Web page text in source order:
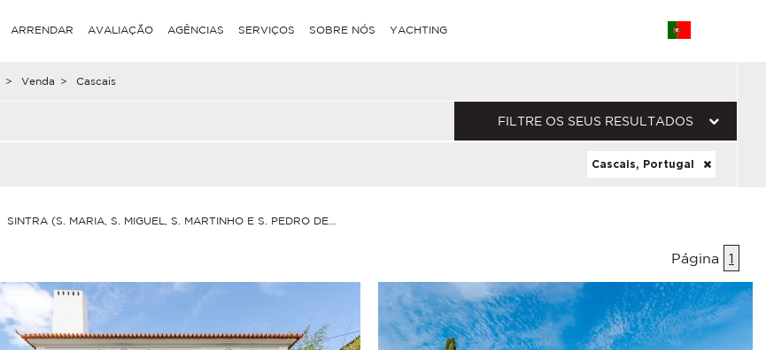
ARRENDAR AVALIAÇÃO AGÊNCIAS SERVIÇOS SOBRE NÓS YACHTING
> Venda > Cascais
FILTRE OS SEUS RESULTADOS
Cascais, Portugal
SINTRA (S. MARIA, S. MIGUEL, S. MARTINHO E S. PEDRO DE PENAFERRIM)
Página 1